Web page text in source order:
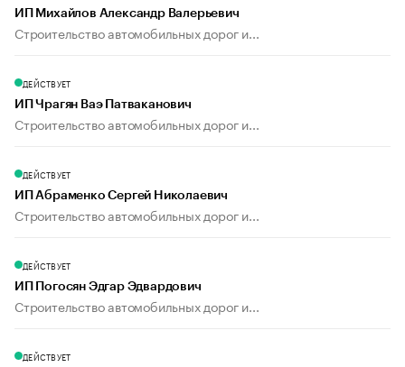
ИП Михайлов Александр Валерьевич
Строительство автомобильных дорог и...
ДЕЙСТВУЕТ
ИП Чрагян Ваэ Патваканович
Строительство автомобильных дорог и...
ДЕЙСТВУЕТ
ИП Абраменко Сергей Николаевич
Строительство автомобильных дорог и...
ДЕЙСТВУЕТ
ИП Погосян Эдгар Эдвардович
Строительство автомобильных дорог и...
ДЕЙСТВУЕТ